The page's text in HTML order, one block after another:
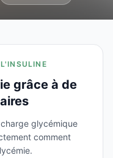
grâce à de
glycémique
comment